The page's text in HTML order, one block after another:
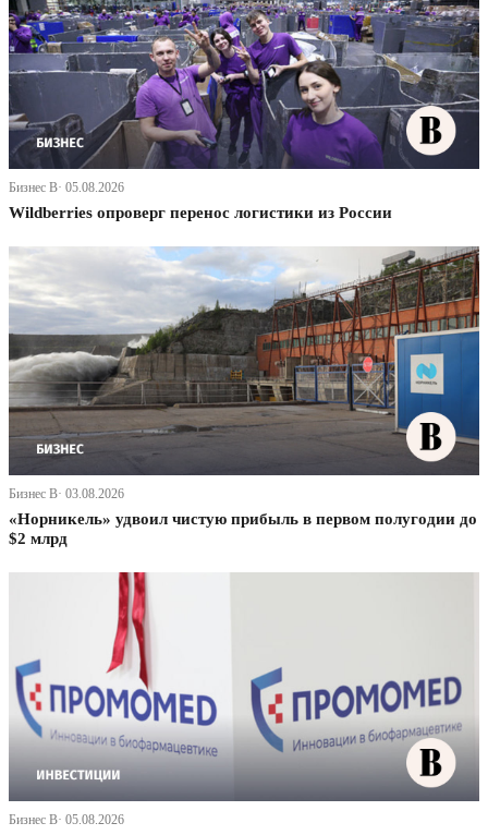
Бизнес В· 05.08.2026
Wildberries опроверг перенос логистики из России
Бизнес В· 03.08.2026
«Норникель» удвоил чистую прибыль в первом полугодии до
$2 млрд
Бизнес В· 05.08.2026